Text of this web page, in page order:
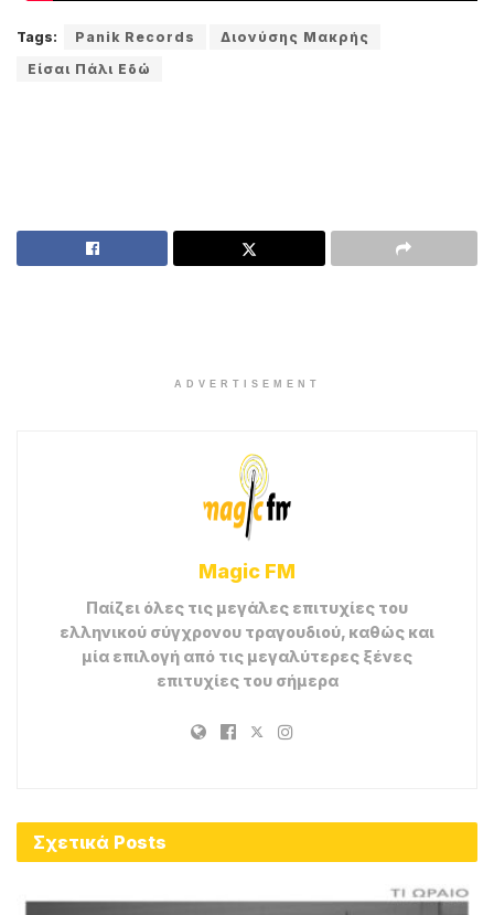
Tags: Panik Records
Διονύσης Μακρής
Είσαι Πάλι Εδώ
ADVERTISEMENT
Magic FM
Παίζει όλες τις μεγάλες επιτυχίες του
ελληνικού σύγχρονου τραγουδιού, καθώς και
μία επιλογή από τις μεγαλύτερες ξένες
επιτυχίες του σήμερα
Σχετικά Posts